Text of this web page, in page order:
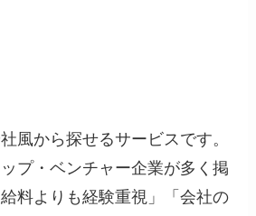
風から探せるサービスです。
プ・ベンチャー企業が多く掲
料よりも経験重視」「会社の